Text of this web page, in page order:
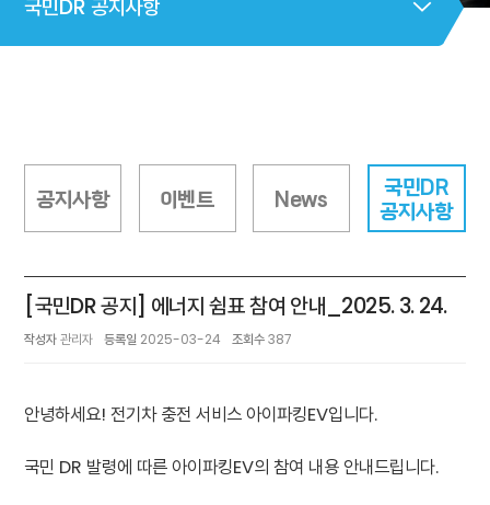
국민DR 공지사항
공지사항 이벤트 News
국민DR
공지사항
[국민DR 공지] 에너지 쉼표 참여 안내_2025. 3. 24.
작성자관리자 등록일 2025-03-24 조회수387
안녕하세요! 전기차 충전 서비스 아이파킹EV입니다.
국민 DR 발령에 따른 아이파킹EV의 참여 내용 안내드립니다.